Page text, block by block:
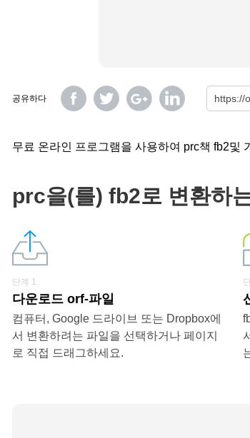
공유하다
무료 온라인 프로그램을 사용하여 prc책 fb2및
prc을(를) fb2로 변환하
단계 1
다운로드 orf-파일
컴퓨터, Google 드라이브 또는 Dropbox에
서 변환하려는 파일을 선택하거나 페이지
로 직접 드래그하세요.